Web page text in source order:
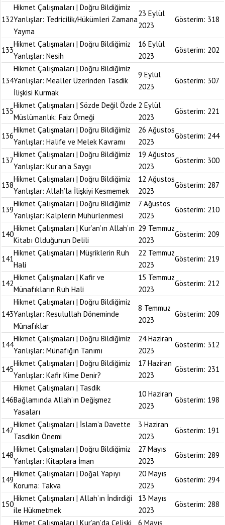
132
Hikmet Çalışmaları | Doğru Bildiğimiz
Yanlışlar: Tedricilik/Hükümleri Zamana
Yayma
23 Eylül
2023
Gösterim: 318
133
Hikmet Çalışmaları | Doğru Bildiğimiz
Yanlışlar: Nesih
16 Eylül
2023
Gösterim: 202
134
Hikmet Çalışmaları | Doğru Bildiğimiz
Yanlışlar: Mealler Üzerinden Tasdik
İlişkisi Kurmak
9 Eylül
2023
Gösterim: 307
135
Hikmet Çalışmaları | Sözde Değil Özde
Müslümanlık: Faiz Örneği
2 Eylül
2023
Gösterim: 221
136
Hikmet Çalışmaları | Doğru Bildiğimiz
Yanlışlar: Halife ve Melek Kavramı
26 Ağustos
2023
Gösterim: 244
137
Hikmet Çalışmaları | Doğru Bildiğimiz
Yanlışlar: Kur’an’a Saygı
19 Ağustos
2023
Gösterim: 300
138
Hikmet Çalışmaları | Doğru Bildiğimiz
Yanlışlar: Allah’la İlişkiyi Kesmemek
12 Ağustos
2023
Gösterim: 287
139
Hikmet Çalışmaları | Doğru Bildiğimiz
Yanlışlar: Kalplerin Mühürlenmesi
7 Ağustos
2023
Gösterim: 210
140
Hikmet Çalışmaları | Kur’an’ın Allah’ın
Kitabı Olduğunun Delili
29 Temmuz
2023
Gösterim: 209
141
Hikmet Çalışmaları | Müşriklerin Ruh
Hali
22 Temmuz
2023
Gösterim: 219
142
Hikmet Çalışmaları | Kafir ve
Münafıkların Ruh Hali
15 Temmuz
2023
Gösterim: 212
143
Hikmet Çalışmaları | Doğru Bildiğimiz
Yanlışlar: Resulullah Döneminde
Münafıklar
8 Temmuz
2023
Gösterim: 209
144
Hikmet Çalışmaları | Doğru Bildiğimiz
Yanlışlar: Münafığın Tanımı
24 Haziran
2023
Gösterim: 312
145
Hikmet Çalışmaları | Doğru Bildiğimiz
Yanlışlar: Kafir Kime Denir?
17 Haziran
2023
Gösterim: 231
146
Hikmet Çalışmaları | Tasdik
Bağlamında Allah’ın Değişmez
Yasaları
10 Haziran
2023
Gösterim: 198
147
Hikmet Çalışmaları | İslam’a Davette
Tasdikin Önemi
3 Haziran
2023
Gösterim: 191
148
Hikmet Çalışmaları | Doğru Bildiğimiz
Yanlışlar: Kitaplara İman
27 Mayıs
2023
Gösterim: 289
149
Hikmet Çalışmaları | Doğal Yapıyı
Koruma: Takva
20 Mayıs
2023
Gösterim: 294
150
Hikmet Çalışmaları | Allah’ın İndirdiği
ile Hükmetmek
13 Mayıs
2023
Gösterim: 288
Hikmet Çalışmaları | Kur’an’da Çelişki
6 Mayıs